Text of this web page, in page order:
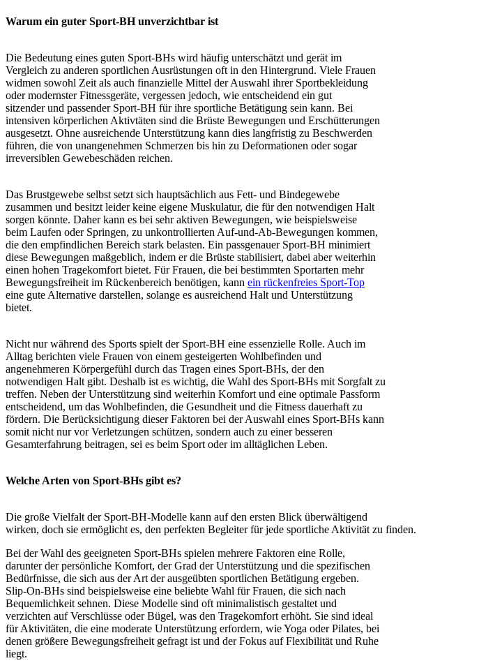
Warum ein guter Sport-BH unverzichtbar ist
Die Bedeutung eines guten Sport-BHs wird häufig unterschätzt und gerät im
Vergleich zu anderen sportlichen Ausrüstungen oft in den Hintergrund. Viele Frauen
widmen sowohl Zeit als auch finanzielle Mittel der Auswahl ihrer Sportbekleidung
oder modernster Fitnessgeräte, vergessen jedoch, wie entscheidend ein gut
sitzender und passender Sport-BH für ihre sportliche Betätigung sein kann. Bei
intensiven körperlichen Aktivtäten sind die Brüste Bewegungen und Erschütterungen
ausgesetzt. Ohne ausreichende Unterstützung kann dies langfristig zu Beschwerden
führen, die von unangenehmen Schmerzen bis hin zu Deformationen oder sogar
irreversiblen Gewebeschäden reichen.
Das Brustgewebe selbst setzt sich hauptsächlich aus Fett- und Bindegewebe
zusammen und besitzt leider keine eigene Muskulatur, die für den notwendigen Halt
sorgen könnte. Daher kann es bei sehr aktiven Bewegungen, wie beispielsweise
beim Laufen oder Springen, zu unkontrollierten Auf-und-Ab-Bewegungen kommen,
die den empfindlichen Bereich stark belasten. Ein passgenauer Sport-BH minimiert
diese Bewegungen maßgeblich, indem er die Brüste stabilisiert, dabei aber weiterhin
einen hohen Tragekomfort bietet. Für Frauen, die bei bestimmten Sportarten mehr
Bewegungsfreiheit im Rückenbereich benötigen, kann ein rückenfreies Sport-Top
eine gute Alternative darstellen, solange es ausreichend Halt und Unterstützung
bietet.
Nicht nur während des Sports spielt der Sport-BH eine essenzielle Rolle. Auch im
Alltag berichten viele Frauen von einem gesteigerten Wohlbefinden und
angenehmeren Körpergefühl durch das Tragen eines Sport-BHs, der den
notwendigen Halt gibt. Deshalb ist es wichtig, die Wahl des Sport-BHs mit Sorgfalt zu
treffen. Neben der Unterstützung sind weiterhin Komfort und eine optimale Passform
entscheidend, um das Wohlbefinden, die Gesundheit und die Fitness dauerhaft zu
fördern. Die Berücksichtigung dieser Faktoren bei der Auswahl eines Sport-BHs kann
somit nicht nur vor Verletzungen schützen, sondern auch zu einer besseren
Gesamterfahrung beitragen, sei es beim Sport oder im alltäglichen Leben.
Welche Arten von Sport-BHs gibt es?
Die große Vielfalt der Sport-BH-Modelle kann auf den ersten Blick überwältigend
wirken, doch sie ermöglicht es, den perfekten Begleiter für jede sportliche Aktivität zu finden.
Bei der Wahl des geeigneten Sport-BHs spielen mehrere Faktoren eine Rolle,
darunter der persönliche Komfort, der Grad der Unterstützung und die spezifischen
Bedürfnisse, die sich aus der Art der ausgeübten sportlichen Betätigung ergeben.
Slip-On-BHs sind beispielsweise eine beliebte Wahl für Frauen, die sich nach
Bequemlichkeit sehnen. Diese Modelle sind oft minimalistisch gestaltet und
verzichten auf Verschlüsse oder Bügel, was den Tragekomfort erhöht. Sie sind ideal
für Aktivitäten, die eine moderate Unterstützung erfordern, wie Yoga oder Pilates, bei
denen größere Bewegungsfreiheit gefragt ist und der Fokus auf Flexibilität und Ruhe
liegt.